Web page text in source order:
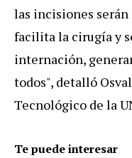
las incisiones serán
facilita la cirugía y
internación,
todos", detalló
Tecnológico de la
Te puede interesar